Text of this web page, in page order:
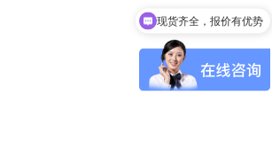
现货齐全，报价有优势